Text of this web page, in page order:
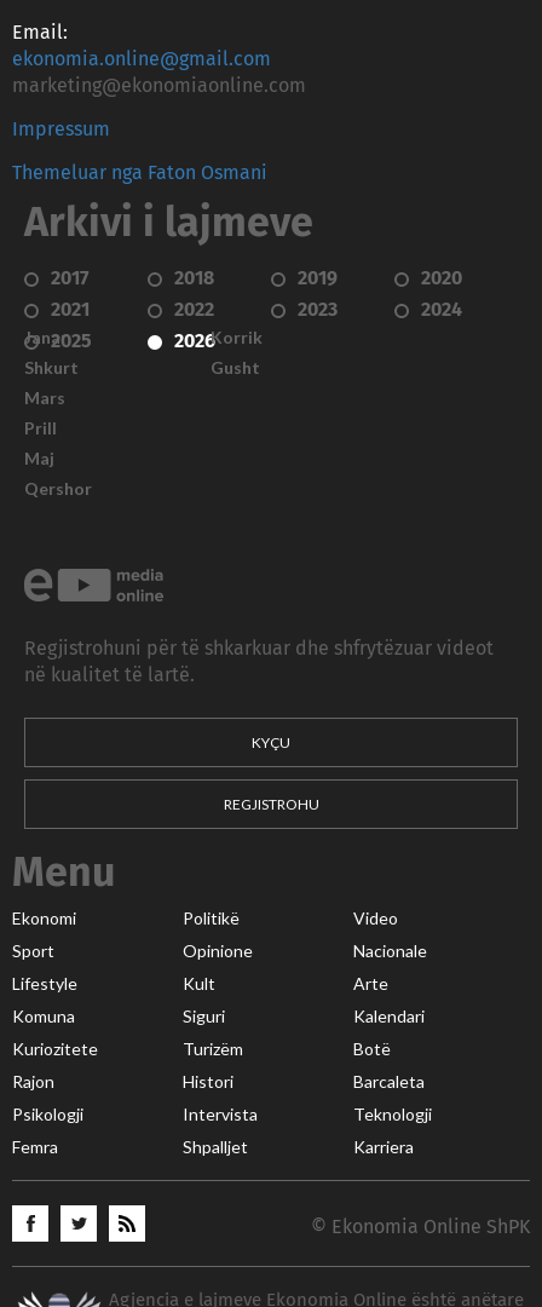
Email:
ekonomia.online@gmail.com
marketing@ekonomiaonline.com
Impressum
Themeluar nga Faton Osmani
Arkivi i lajmeve
2017 2018 2019
2020
2021
2022 2023
2024
2025
2026
Janar
Shkurt
Mars
Prill
Maj
Qershor
Korrik
Gusht
Regjistrohuni për të shkarkuar dhe shfrytëzuar videot
në kualitet të lartë.
KYÇU
REGJISTROHU
Menu
Ekonomi Politikë
Video
Sport
Opinione
Nacionale
Lifestyle
Kult
Arte
Komuna
Siguri
Kalendari
Kuriozitete
Turizëm
Botë
Rajon
Histori
Barcaleta
Psikologji
Intervista
Teknologji
Femra
Shpalljet Karriera
© Ekonomia Online ShPK
Agjencia e lajmeve Ekonomia Online është anëtare